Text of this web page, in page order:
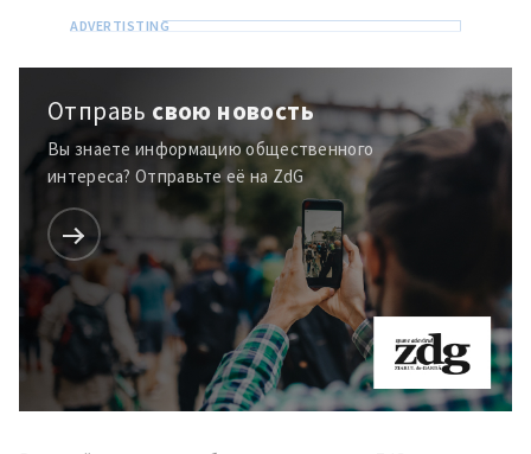
Отправь свою новость
Вы знаете информацию общественного
интереса? Отправьте её на ZdG